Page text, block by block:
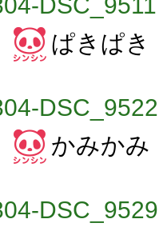
ぱきぱき
かみかみ